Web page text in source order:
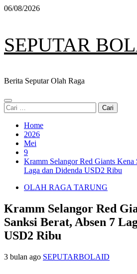
Skip
06/08/2026
SEPUTAR
Berita Seputar Olah Raga
Primary
Menu
Cari
untuk:
Home
2026
Mei
9
Kramm Selangor Red Giants Kena
Laga dan Didenda USD2 Ribu
OLAH RAGA TARUNG
Kramm Selangor Red
Sanksi Berat, Absen 7
USD2 Ribu
3 bulan ago SEPUTARBOLAID